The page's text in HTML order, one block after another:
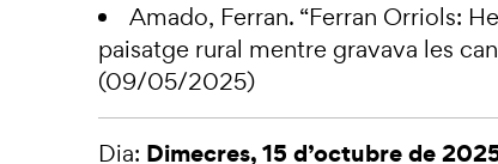
Amado, Ferran. “Ferran Orriols:
paisatge rural mentre gravava les
(09/05/2025)
Dia: Dimecres, 15 d’octubre de